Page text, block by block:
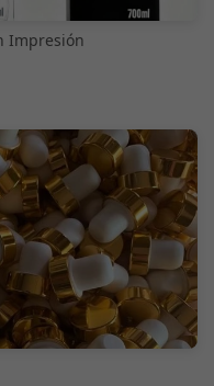
Impresión